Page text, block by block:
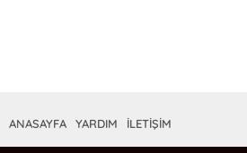
ANASAYFA YARDIM İLETİŞİM